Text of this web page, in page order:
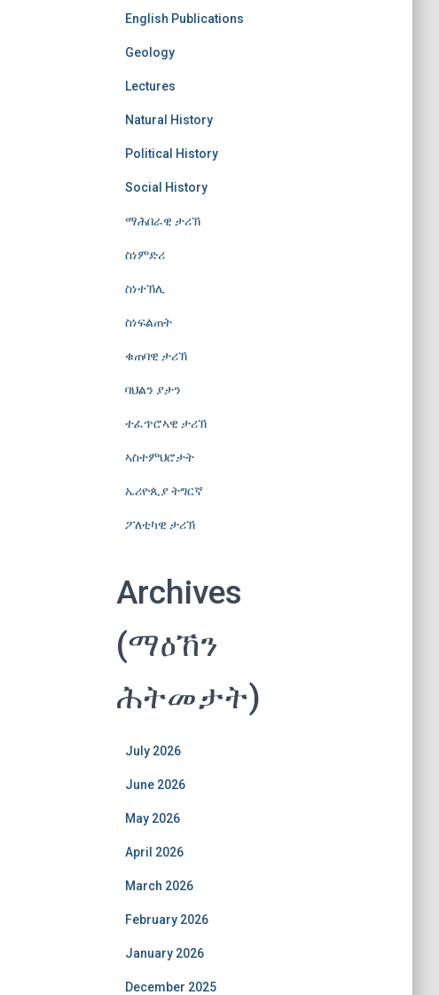
English Publications
Geology
Lectures
Natural History
Political History
Social History
ማሕበራዊ ታሪኽ
ስነምድሪ
ስነተኽሊ
ስነፍልጠት
ቁጠባዊ ታሪኽ
ባህልን ያታን
ተፈጥሮኣዊ ታሪኽ
ኣስተምህሮታት
ኤሪዮጲያ ትግርኛ
ፖለቲካዊ ታሪኽ
Archives
(ማዕኸን
ሕትመታት)
July 2026
June 2026
May 2026
April 2026
March 2026
February 2026
January 2026
December 2025